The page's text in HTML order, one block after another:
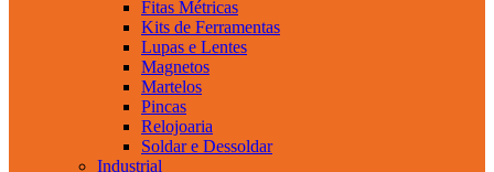
Fitas Métricas
Kits de Ferramentas
Lupas e Lentes
Magnetos
Martelos
Pincas
Relojoaria
Soldar e Dessoldar
Industrial